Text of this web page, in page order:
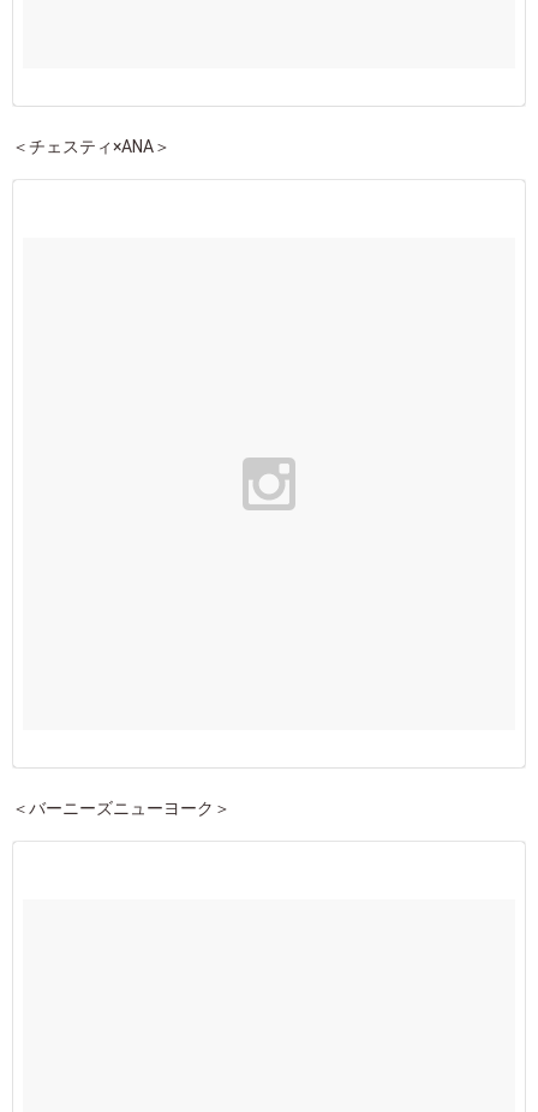
＜チェスティ×ANA＞
＜バーニーズニューヨーク＞